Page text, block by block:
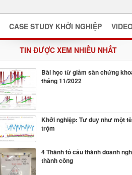
CASE STUDY KHỞI NGHIỆP
TIN ĐƯỢC XEM NHIỀU NHẤT
Bài học từ giảm sàn chứng
tháng 11/2022
Khởi nghiệp: Tư duy như một
trộm
4 Thành tố cấu thành doanh
thành công